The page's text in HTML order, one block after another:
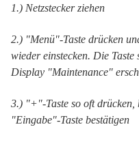
1.) Netzstecker ziehen
2.) "Menü"-Taste drücken
wieder einstecken. Die
Display "Maintenance"
3.) "+"-Taste so oft
"Eingabe"-Taste bestätigen